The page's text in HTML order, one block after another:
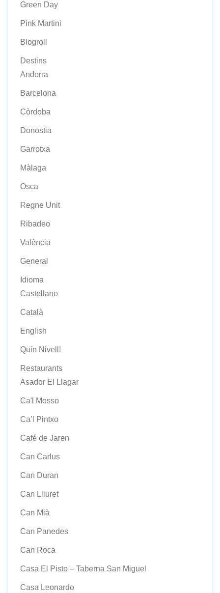
Green Day
Pink Martini
Blogroll
Destins
Andorra
Barcelona
Còrdoba
Donostia
Garrotxa
Màlaga
Osca
Regne Unit
Ribadeo
València
General
Idioma
Castellano
Català
English
Quin Nivell!
Restaurants
Asador El Llagar
Ca'l Mosso
Ca’l Pintxo
Café de Jaren
Can Carlus
Can Duran
Can Lliuret
Can Mià
Can Panedes
Can Roca
Casa El Pisto – Taberna San Miguel
Casa Leonardo